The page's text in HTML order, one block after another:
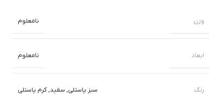
وزن نامعلوم
ابعاد نامعلوم
رنگ سبز پاستلی, سفید,کرم پاستلی